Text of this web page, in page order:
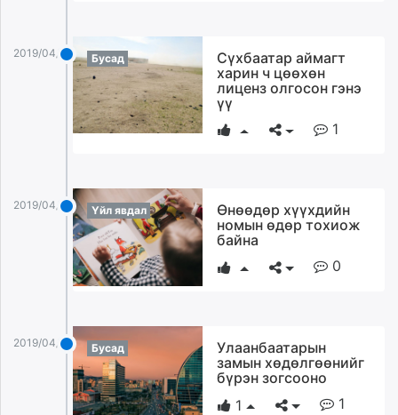
2019/04/02 Бусад
Сүхбаатар аймагт
харин ч цөөхөн
лиценз олгосон гэнэ
үү
1
2019/04/02 Үйл явдал
Өнөөдөр хүүхдийн
номын өдөр тохиож
байна
0
2019/04/02 Бусад
Улаанбаатарын
замын хөдөлгөөнийг
бүрэн зогсооно
1
1